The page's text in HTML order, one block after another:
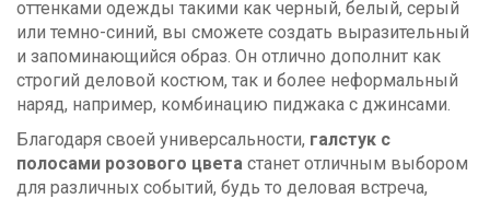
оттенками одежды такими как черный, белый, серый
или темно-синий, вы сможете создать выразительный
и запоминающийся образ. Он отлично дополнит как
строгий деловой костюм, так и более неформальный
наряд, например, комбинацию пиджака с джинсами.
Благодаря своей универсальности, галстук с
полосами розового цвета станет отличным выбором
для различных событий, будь то деловая встреча,